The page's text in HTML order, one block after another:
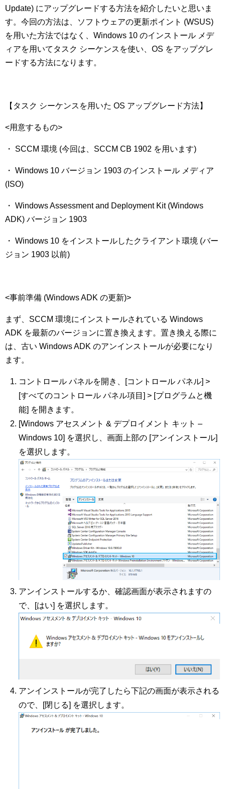
Update) にアップグレードする方法を紹介したいと思いま
す。今回の方法は、ソフトウェアの更新ポイント (WSUS)
を用いた方法ではなく、Windows 10 のインストール メデ
ィアを用いてタスク シーケンスを使い、OS をアップグレ
ードする方法になります。
【タスク シーケンスを用いた OS アップグレード方法】
<用意するもの>
・ SCCM 環境 (今回は、SCCM CB 1902 を用います)
・ Windows 10 バージョン 1903 のインストール メディア
(ISO)
・ Windows Assessment and Deployment Kit (Windows
ADK) バージョン 1903
・ Windows 10 をインストールしたクライアント環境 (バー
ジョン 1903 以前)
<事前準備 (Windows ADK の更新)>
まず、SCCM 環境にインストールされている Windows
ADK を最新のバージョンに置き換えます。置き換える際に
は、古い Windows ADK のアンインストールが必要になり
ます。
コントロール パネルを開き、[コントロール パネル] >
[すべてのコントロール パネル項目] > [プログラムと機
能] を開きます。
[Windows アセスメント & デプロイメント キット –
Windows 10] を選択し、画面上部の [アンインストール]
を選択します。
アンインストールするか、確認画面が表示されますの
で、[はい] を選択します。
アンインストールが完了したら下記の画面が表示される
ので、[閉じる] を選択します。